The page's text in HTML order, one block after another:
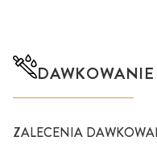
DAWKOWANIE
ZALECENIA